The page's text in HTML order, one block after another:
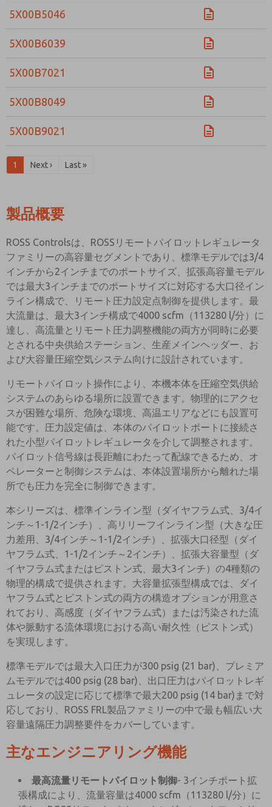
5X00B5046
5X00B6039
5X00B7021
5X00B8049
5X00B9021
1 Next › Last »
製品概要
ROSS Controlsは、ROSSリモートパイロットレギュレータ
ファミリーの高容量セグメントであり、標準モデルでは3/4
インチから2インチまでのポートサイズ、拡張高容量モデル
では最大3インチまでのポートサイズに対応する大口径イン
ライン構成で、リモート圧力設定点制御を提供します。最
大流量は、最大3インチ構成で4000 scfm（113280 l/分）に
達し、高流量とリモート圧力調整機能の両方が同時に必要
とされる中央供給ステーション、生産メインヘッダー、お
よび大容量圧縮空気システム向けに設計されています。
リモートパイロット操作により、本機本体を圧縮空気供給
システムのあらゆる場所に設置できます。物理的にアクセ
スが困難な場所、危険な環境、高温エリアなどにも設置可
能です。圧力設定値は、本体のパイロットポートに接続さ
れた小型パイロットレギュレータを介して調整されます。
パイロット信号線は長距離にわたって配線できるため、オ
ペレーターと制御システムは、本体設置場所から離れた場
所でも圧力を完全に制御できます。
本シリーズは、標準インライン型（ダイヤフラム式、3/4イ
ンチ～1-1/2インチ）、高リリーフインライン型（大きな圧
力差用、3/4インチ～1-1/2インチ）、拡張大口径型（ダイ
ヤフラム式、1-1/2インチ～2インチ）、拡張大容量型（ダ
イヤフラム式またはピストン式、最大3インチ）の4種類の
物理的構成で提供されます。大容量拡張型構成では、ダイ
ヤフラム式とピストン式の両方の構造オプションが用意さ
れており、高感度（ダイヤフラム式）または汚染された流
体や脈動する流体環境における高い耐久性（ピストン式）
を実現します。
標準モデルでは最大入口圧力が300 psig (21 bar)、プレミア
ムモデルでは400 psig (28 bar)、出口圧力はパイロットレギ
ュレータの設定に応じて標準で最大200 psig (14 bar)まで対
応しており、ROSS FRL製品ファミリーの中で最も幅広い大
容量遠隔圧力調整要件をカバーしています。
主なエンジニアリング機能
最高流量リモートパイロット制御- 3インチポート拡
張構成により、流量容量は4000 scfm（113280 l/分）に